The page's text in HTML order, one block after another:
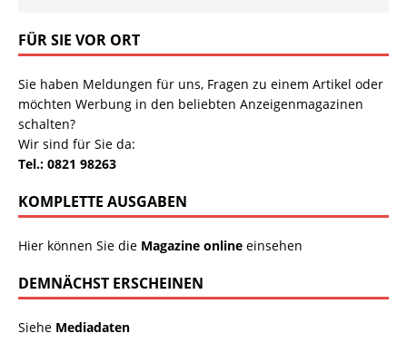
FÜR SIE VOR ORT
Sie haben Meldungen für uns, Fragen zu einem Artikel oder
möchten Werbung in den beliebten Anzeigenmagazinen
schalten?
Wir sind für Sie da:
Tel.: 0821 98263
KOMPLETTE AUSGABEN
Hier können Sie die Magazine online einsehen
DEMNÄCHST ERSCHEINEN
Siehe Mediadaten